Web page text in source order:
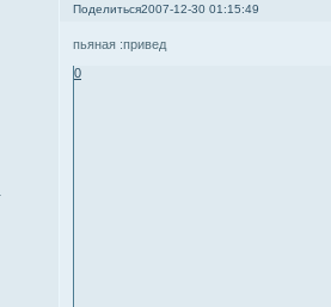
Поделиться2007-12-30 01:15:49
пьяная :привед
0